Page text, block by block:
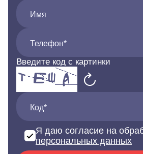
Имя
Телефон*
Введите код с картинки
Код*
Я даю согласие на
персональных данных